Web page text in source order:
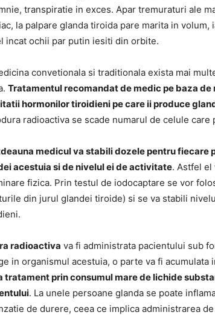
transpiratie in exces. Apar tremuraturi ale
la palpare glanda tiroida pare marita in
incat ochii par putin iesiti din orbite.
convetionala si traditionala exista mai
Tratamentul recomandat de medic pe baza
hormonilor tiroidieni pe care ii produce
radioactiva se scade numarul de celule
medicul va stabili dozele pentru fiecare
acestuia si de nivelul ei de activitate. Astfel el
fizica. Prin testul de iodocaptare se vor
din jurul glandei tiroide) si se va stabili
radioactiva va fi administrata pacientului sub
in organismul acestuia, o parte va fi
tratament prin consumul mare de lichide
. La unele persoane glanda se poate
de durere, ceea ce implica administrarea